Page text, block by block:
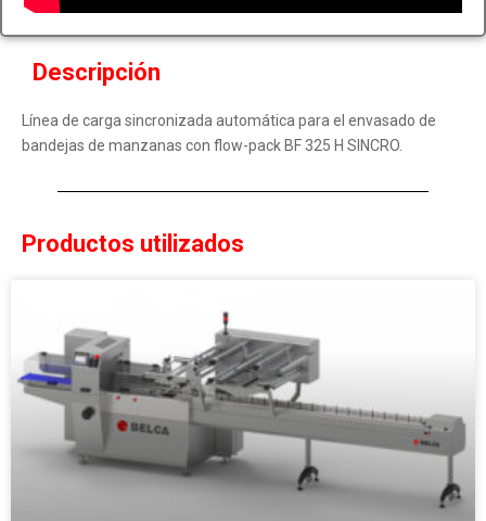
Descripción
Línea de carga sincronizada automática para el envasado de
bandejas de manzanas con flow-pack BF 325 H SINCRO.
Productos utilizados